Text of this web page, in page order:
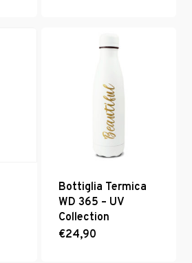
più
varianti.
opzioni
possono
essere
scelte
nella
pagina
prodotto
Bottiglia Termica
WD 365 – UV
Collection
€24,90